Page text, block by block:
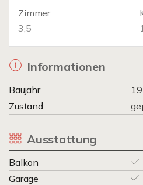
Zimmer
3,5
Informationen
Baujahr
Zustand
Ausstattung
Balkon
Garage